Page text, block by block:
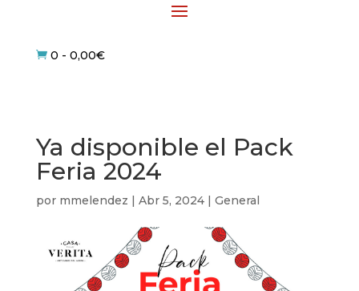
 0 - 0,00€
Ya disponible el Pack
Feria 2024
por mmelendez | Abr 5, 2024| General